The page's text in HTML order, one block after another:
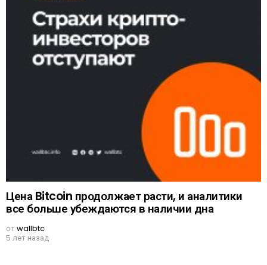
Цена Bitcoin продолжает расти, и аналитики
все больше убеждаются в наличии дна
отwallbtc
5 лет назад